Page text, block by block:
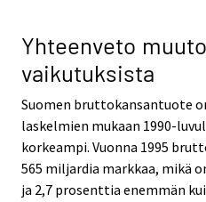
Yhteenveto
vaikutuksista
Suomen bruttokansantuote
laskelmien mukaan 1990-
korkeampi. Vuonna 1995
565 miljardia markkaa, mikä
ja 2,7 prosenttia enemmän